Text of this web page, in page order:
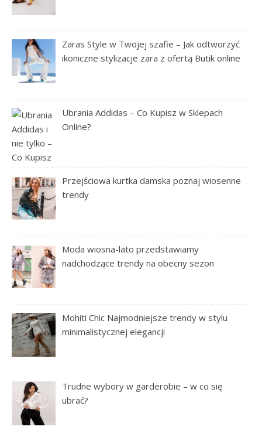
Zaras Style w Twojej szafie – Jak odtworzyć
ikoniczne stylizacje zara z ofertą Butik online
Ubrania Addidas – Co Kupisz w Sklepach
Online?
Przejściowa kurtka damska poznaj wiosenne
trendy
Moda wiosna-lato przedstawiamy
nadchodzące trendy na obecny sezon
Mohiti Chic Najmodniejsze trendy w stylu
minimalistycznej elegancji
Trudne wybory w garderobie – w co się
ubrać?